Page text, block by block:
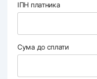
ІПН платника
Сума до сплати